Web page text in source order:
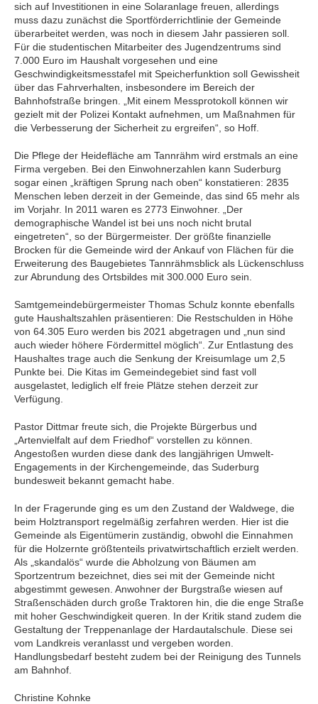
sich auf Investitionen in eine Solaranlage freuen, allerdings
muss dazu zunächst die Sportförderrichtlinie der Gemeinde
überarbeitet werden, was noch in diesem Jahr passieren soll.
Für die studentischen Mitarbeiter des Jugendzentrums sind
7.000 Euro im Haushalt vorgesehen und eine
Geschwindigkeitsmesstafel mit Speicherfunktion soll Gewissheit
über das Fahrverhalten, insbesondere im Bereich der
Bahnhofstraße bringen. „Mit einem Messprotokoll können wir
gezielt mit der Polizei Kontakt aufnehmen, um Maßnahmen für
die Verbesserung der Sicherheit zu ergreifen“, so Hoff.
Die Pflege der Heidefläche am Tannrähm wird erstmals an eine
Firma vergeben. Bei den Einwohnerzahlen kann Suderburg
sogar einen „kräftigen Sprung nach oben“ konstatieren: 2835
Menschen leben derzeit in der Gemeinde, das sind 65 mehr als
im Vorjahr. In 2011 waren es 2773 Einwohner. „Der
demographische Wandel ist bei uns noch nicht brutal
eingetreten“, so der Bürgermeister. Der größte finanzielle
Brocken für die Gemeinde wird der Ankauf von Flächen für die
Erweiterung des Baugebietes Tannrähmsblick als Lückenschluss
zur Abrundung des Ortsbildes mit 300.000 Euro sein.
Samtgemeindebürgermeister Thomas Schulz konnte ebenfalls
gute Haushaltszahlen präsentieren: Die Restschulden in Höhe
von 64.305 Euro werden bis 2021 abgetragen und „nun sind
auch wieder höhere Fördermittel möglich“. Zur Entlastung des
Haushaltes trage auch die Senkung der Kreisumlage um 2,5
Punkte bei. Die Kitas im Gemeindegebiet sind fast voll
ausgelastet, lediglich elf freie Plätze stehen derzeit zur
Verfügung.
Pastor Dittmar freute sich, die Projekte Bürgerbus und
„Artenvielfalt auf dem Friedhof“ vorstellen zu können.
Angestoßen wurden diese dank des langjährigen Umwelt-
Engagements in der Kirchengemeinde, das Suderburg
bundesweit bekannt gemacht habe.
In der Fragerunde ging es um den Zustand der Waldwege, die
beim Holztransport regelmäßig zerfahren werden. Hier ist die
Gemeinde als Eigentümerin zuständig, obwohl die Einnahmen
für die Holzernte größtenteils privatwirtschaftlich erzielt werden.
Als „skandalös“ wurde die Abholzung von Bäumen am
Sportzentrum bezeichnet, dies sei mit der Gemeinde nicht
abgestimmt gewesen. Anwohner der Burgstraße wiesen auf
Straßenschäden durch große Traktoren hin, die die enge Straße
mit hoher Geschwindigkeit queren. In der Kritik stand zudem die
Gestaltung der Treppenanlage der Hardautalschule. Diese sei
vom Landkreis veranlasst und vergeben worden.
Handlungsbedarf besteht zudem bei der Reinigung des Tunnels
am Bahnhof.
Christine Kohnke